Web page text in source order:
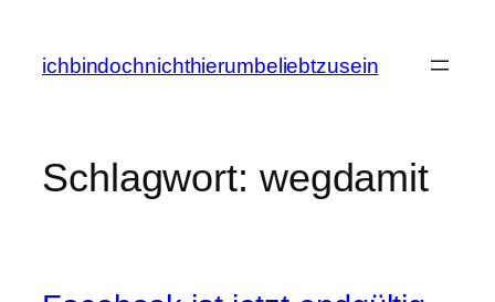
springen
ichbindochnichthierumbeliebtzusein
Schlagwort: wegdamit